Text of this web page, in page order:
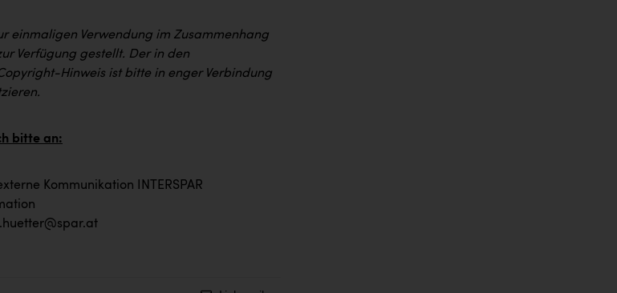
einmaligen Verwendung im Zusammenhang
Verfügung gestellt. Der in den
Hinweis ist bitte in enger Verbindung
bitte an:
Kommunikation INTERSPAR